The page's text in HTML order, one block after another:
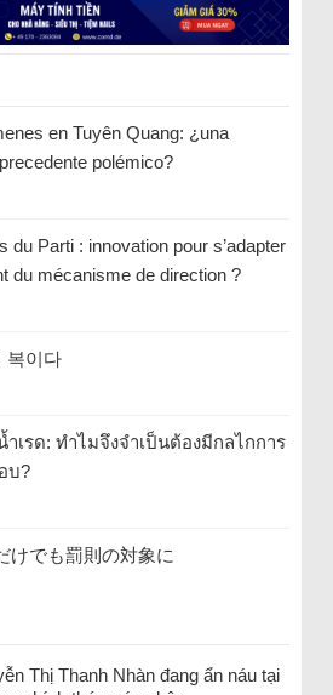
en Tuyên Quang: ¿una
polémico?
du Parti : innovation pour s’adapter
du mécanisme de direction ?
복이다
เรด: ทำไมจึงจำเป็นต้องมีกลไกการ
บ?
けでも罰則の対象に
Thị Thanh Nhàn đang ẩn náu tại